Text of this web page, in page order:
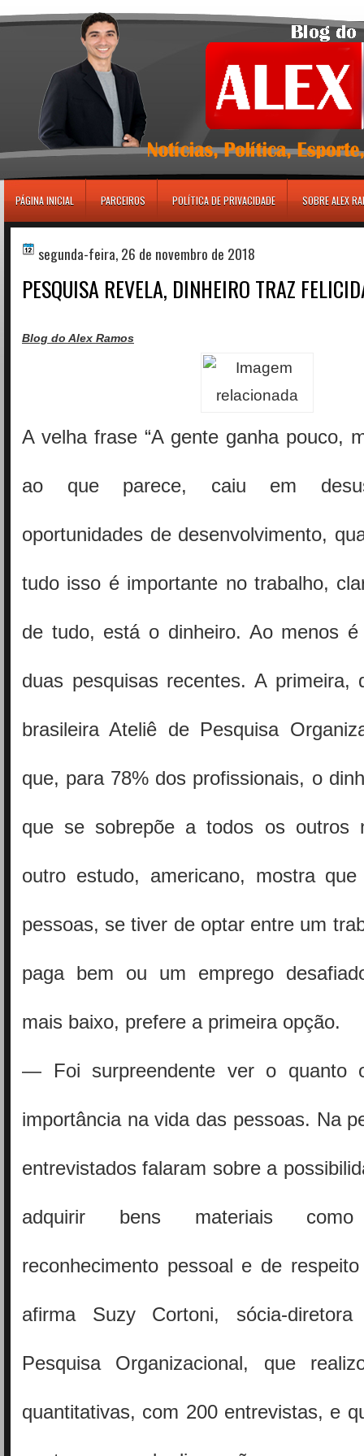
PÁGINA INICIAL PARCEIROS POLÍTICA DE PRIVACIDADE SOBRE ALEX
segunda-feira, 26 de novembro de 2018
PESQUISA REVELA, DINHEIRO TRAZ
Blog do Alex Ramos
A velha frase “A gente ganha pouco,
ao que parece, caiu em
oportunidades de desenvolvimento,
tudo isso é importante no trabalho,
de tudo, está o dinheiro. Ao menos
duas pesquisas recentes. A primeira,
brasileira Ateliê de Pesquisa
que, para 78% dos profissionais, o
que se sobrepõe a todos os outros
outro estudo, americano, mostra
pessoas, se tiver de optar entre um
paga bem ou um emprego
mais baixo, prefere a primeira opção.
— Foi surpreendente ver o quanto
importância na vida das pessoas. Na
entrevistados falaram sobre a
adquirir bens materiais
reconhecimento pessoal e de
afirma Suzy Cortoni, sócia-
Pesquisa Organizacional, que
quantitativas, com 200 entrevistas, e